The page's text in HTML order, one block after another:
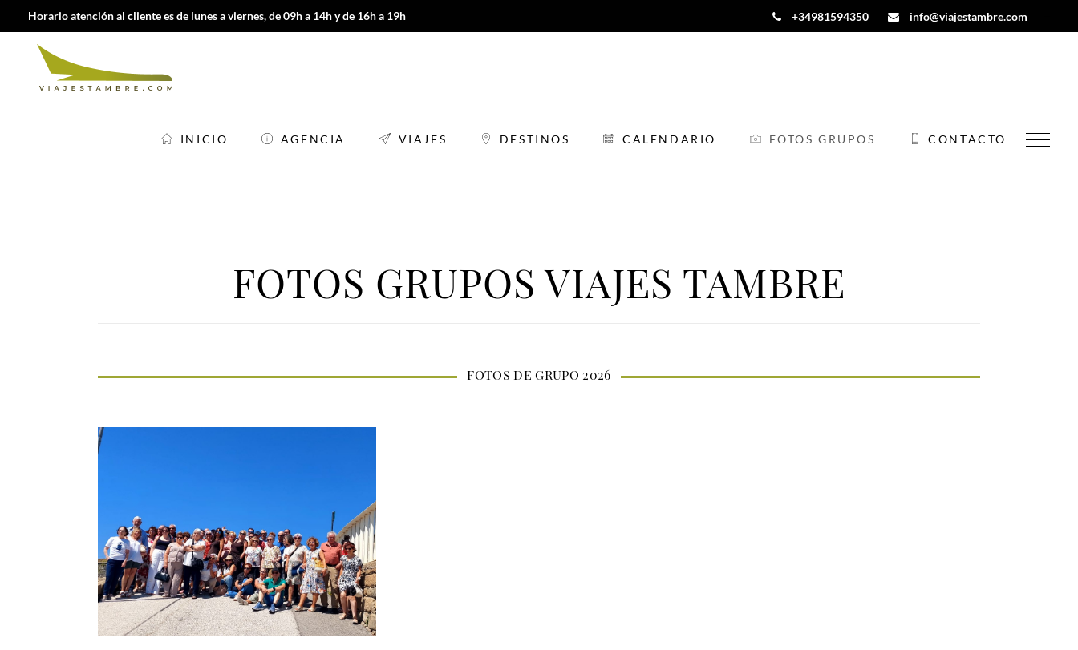
Horario atención al cliente es de lunes a viernes, de 09h a 14h y de 16h a 19h +34981594350 info@viajestambre.com
INICIO AGENCIA VIAJES DESTINOS CALENDARIO FOTOS GRUPOS CONTACTO
CONTACTO
FOTOS GRUPOS VIAJES TAMBRE
FOTOS DE GRUPO 2026